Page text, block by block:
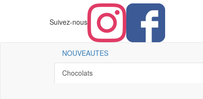
Suivez-nous
NOUVEAUTES
Chocolats